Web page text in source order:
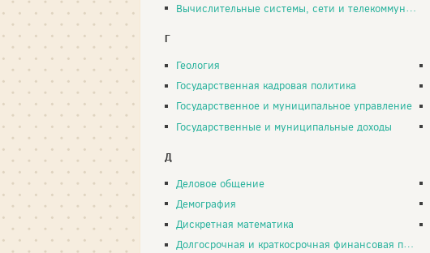
Вычислительные системы, сети и телекоммуникации
Г
Геология
Государственная кадровая политика
Государственное и муниципальное управление
Государственные и муниципальные доходы
Д
Деловое общение
Демография
Дискретная математика
Долгосрочная и краткосрочная финансовая политика